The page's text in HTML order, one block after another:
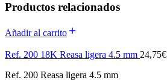
Productos relacionados
Añadir al carrito
Ref. 200 18K Reasa ligera 4.5 mm 24,75€
Ref. 200 Reasa ligera 4.5 mm